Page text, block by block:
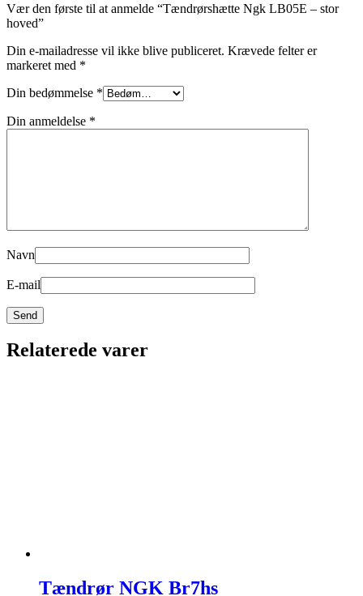
Vær den første til at anmelde “Tændrørshætte Ngk LB05E – stor
hoved”
Din e-mailadresse vil ikke blive publiceret. Krævede felter er
markeret med *
Din bedømmelse *
Din anmeldelse *
Navn
E-mail
Relaterede varer
Tændrør NGK Br7hs